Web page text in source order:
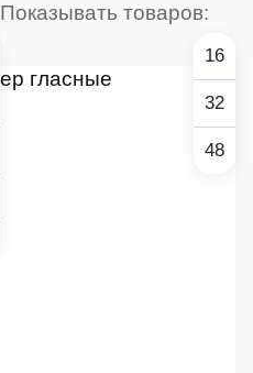
Показывать товаров:
16
32
48